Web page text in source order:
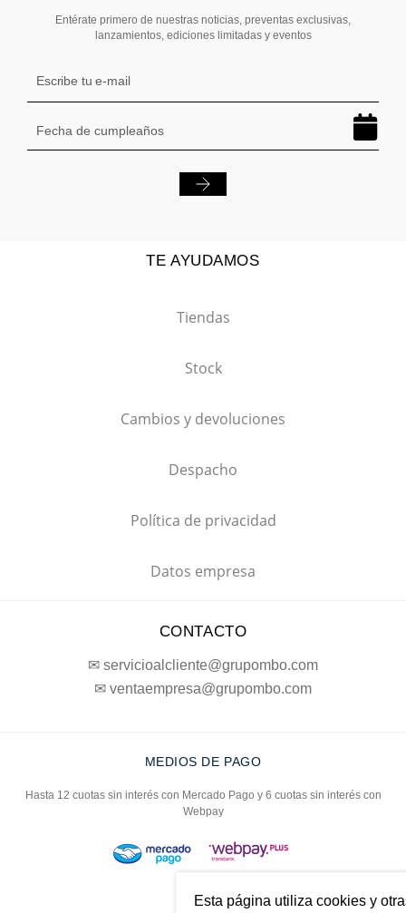
Entérate primero de nuestras noticias, preventas exclusivas,
lanzamientos, ediciones limitadas y eventos
TE AYUDAMOS
Tiendas
Stock
Cambios y devoluciones
Despacho
Política de privacidad
Datos empresa
CONTACTO
✉ servicioalcliente@grupombo.com
✉ ventaempresa@grupombo.com
MEDIOS DE PAGO
Hasta 12 cuotas sin interés con Mercado Pago y 6 cuotas sin interés con
Webpay
Esta página utiliza cookies y